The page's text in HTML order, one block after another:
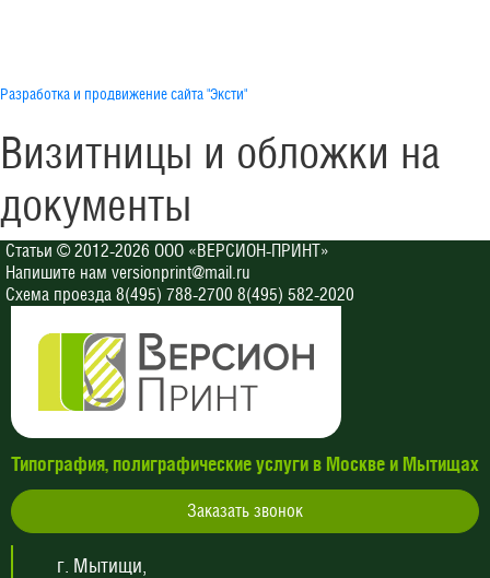
Разработка и продвижение сайта "Эксти"
Визитницы и обложки на
документы
Статьи © 2012-2026 ООО «ВЕРСИОН-ПРИНТ»
Напишите нам versionprint@mail.ru
Схема проезда 8(495) 788-2700 8(495) 582-2020
Типография, полиграфические услуги в Москве и Мытищах
Заказать звонок
г. Мытищи,